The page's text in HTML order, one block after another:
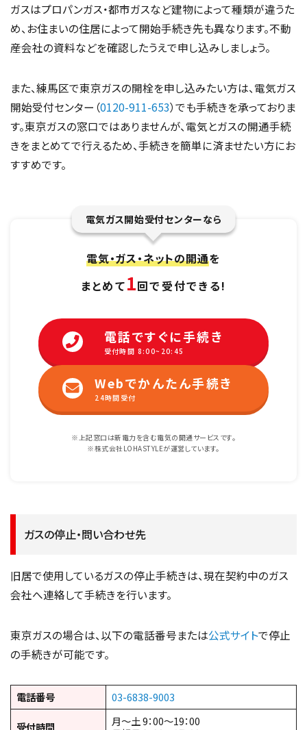
ガスはプロパンガス・都市ガスなど建物によって種類が違うた
め、お住まいの住居によって開始手続き先も異なります。不動
産会社の資料などを確認したうえで申し込みしましょう。
また、練馬区で東京ガスの開栓を申し込みたい方は、電気ガス
開始受付センター（0120-911-653）でも手続きを承っておりま
す。東京ガスの窓口ではありませんが、電気とガスの開通手続
きをまとめてで行えるため、手続きを簡単に済ませたい方にお
すすめです。
電気ガス開始受付センターなら
電気・ガス・ネットの開通を
まとめて1回で受付できる!
電話ですぐに手続き
受付時間 8:00~20:45
Webでかんたん手続き
24時間受付
※上記窓口は新電力を含む電気の開通サービスです。
※株式会社LOHASTYLEが運営しています。
ガスの停止・問い合わせ先
旧居で使用しているガスの停止手続きは、現在契約中のガス
会社へ連絡して手続きを行います。
東京ガスの場合は、以下の電話番号または公式サイトで停止
の手続きが可能です。
電話番号 03-6838-9003
月～土 9：00～19：00